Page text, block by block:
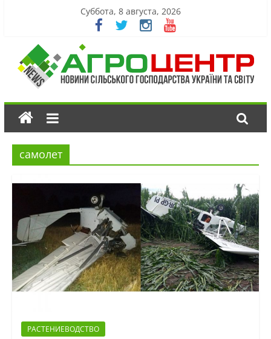
Суббота, 8 августа, 2026
самолет
РАСТЕНИЕВОДСТВО